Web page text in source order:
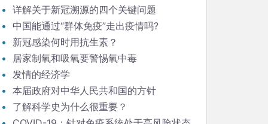
详解关于新冠溯源的四个关键问题
中国能通过“群体免疫”走出疫情吗?
新冠感染何时用抗生素？
居家制氧和吸氧要警惕氧中毒
发情的经济学
本届政府对中华人民共和国的方针
了解科学史为什么很重要？